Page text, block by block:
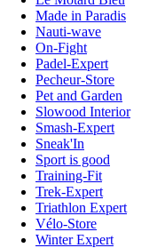
Made in Paradis
Nauti-wave
On-Fight
Padel-Expert
Pecheur-Store
Pet and Garden
Slowood Interior
Smash-Expert
Sneak'In
Sport is good
Training-Fit
Trek-Expert
Triathlon Expert
Vélo-Store
Winter Expert